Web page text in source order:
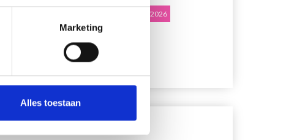
Marketing
Alles toestaan
Aanbieding verloopt 08/09/2026
Bekijk alle opties